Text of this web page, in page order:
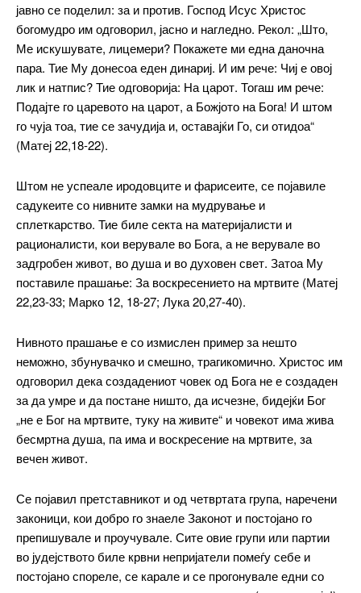
јавно се поделил: за и против. Господ Исус Христос
богомудро им одговорил, јасно и нагледно. Рекол: „Што,
Ме искушувате, лицемери? Покажете ми една даночна
пара. Тие Му донесоа еден динариј. И им рече: Чиј е овој
лик и натпис? Тие одговорија: На царот. Тогаш им рече:
Подајте го царевото на царот, а Божјото на Бога! И штом
го чуја тоа, тие се зачудија и, оставајќи Го, си отидоа“
(Матеј 22,18-22).
Штом не успеале иродовците и фарисеите, се појавиле
садукеите со нивните замки на мудрување и
сплеткарство. Тие биле секта на материјалисти и
рационалисти, кои верувале во Бога, а не верувале во
задгробен живот, во душа и во духовен свет. Затоа Му
поставиле прашање: За воскресението на мртвите (Матеј
22,23-33; Марко 12, 18-27; Лука 20,27-40).
Нивното прашање е со измислен пример за нешто
неможно, збунувачко и смешно, трагикомично. Христос им
одговорил дека создадениот човек од Бога не е создаден
за да умре и да постане ништо, да исчезне, бидејќи Бог
„не е Бог на мртвите, туку на живите“ и човекот има жива
бесмртна душа, па има и воскресение на мртвите, за
вечен живот.
Се појавил претставникот и од четвртата група, наречени
законици, кои добро го знаеле Законот и постојано го
препишувале и проучувале. Сите овие групи или партии
во јудејството биле крвни непријатели помеѓу себе и
постојано спореле, се карале и се прогонувале едни со